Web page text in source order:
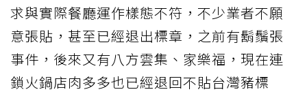
求與實際餐廳運作樣態不符，不少業者不願
意張貼，甚至已經退出標章，之前有鬍鬚張
事件，後來又有八方雲集、家樂福，現在連
鎖火鍋店肉多多也已經退回不貼台灣豬標